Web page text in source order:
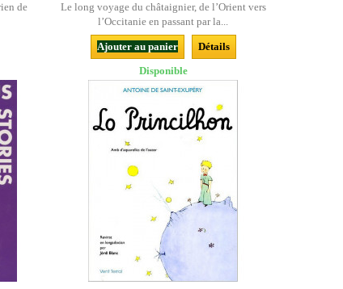
de
Le long voyage du châtaignier, de l’Orient vers
l’Occitanie en passant par la...
Ajouter au panier
Détails
Disponible